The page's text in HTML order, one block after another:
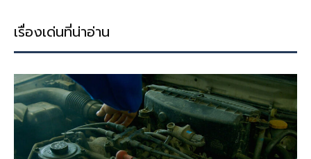
เรื่องเด่นที่น่าอ่าน